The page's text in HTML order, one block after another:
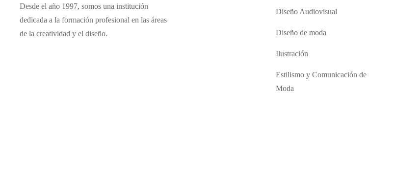
Desde el año 1997, somos una institución
dedicada a la formación profesional en las áreas
de la creatividad y el diseño.
Diseño Audiovisual
Diseño de moda
Ilustración
Estilismo y Comunicación de
Moda